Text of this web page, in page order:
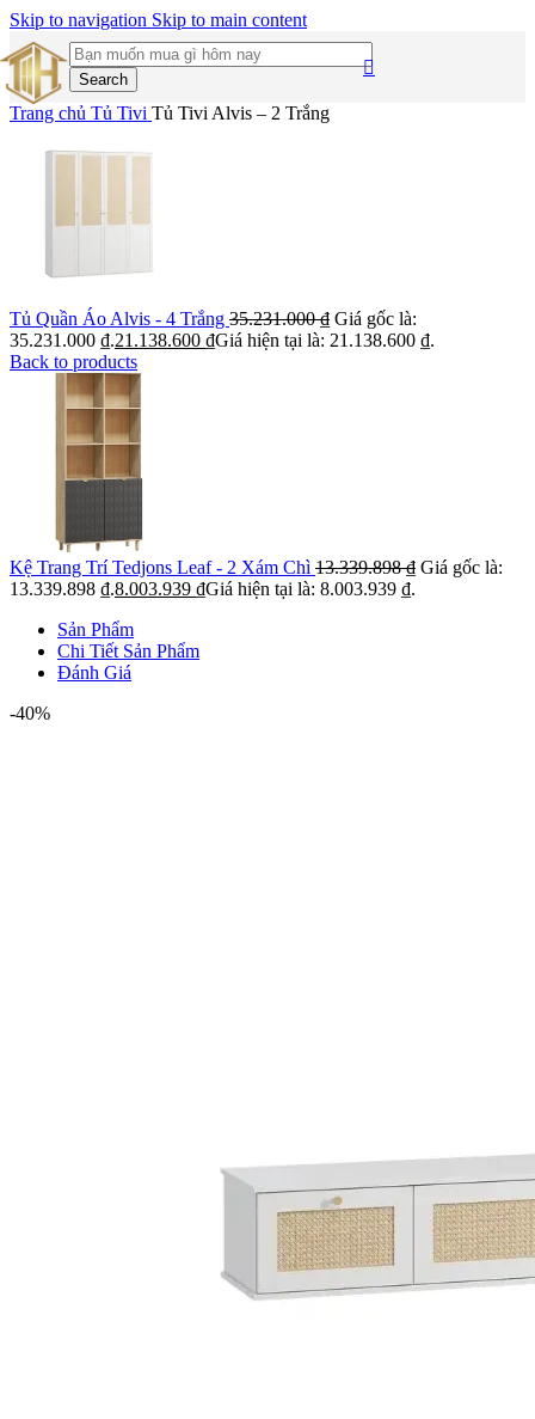
Skip to navigation Skip to main content
Search
Trang chủ Tủ Tivi Tủ Tivi Alvis – 2 Trắng
Tủ Quần Áo Alvis - 4 Trắng 35.231.000₫ Giá gốc là:
35.231.000 ₫.21.138.600 ₫Giá hiện tại là: 21.138.600 ₫.
Back to products
Kệ Trang Trí Tedjons Leaf - 2 Xám Chì 13.339.898₫ Giá gốc là:
13.339.898 ₫.8.003.939 ₫Giá hiện tại là: 8.003.939 ₫.
Sản Phẩm
Chi Tiết Sản Phẩm
Đánh Giá
-40%